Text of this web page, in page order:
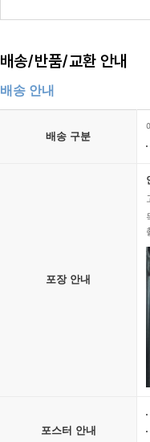
배송/반품/교환 안내
배송 안내
배송 구분
포장 안내
포스터 안내